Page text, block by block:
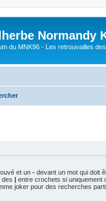
Normandy
du MNK96 - Les retrouvailles
et un - devant un mot qui doit
des | entre crochets si uniquement
joker pour des recherches